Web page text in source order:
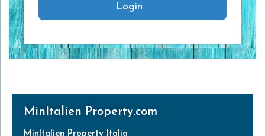
Login
MinItalien Property.com
MinItalien Property Italia